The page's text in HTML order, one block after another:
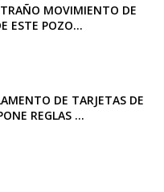
MOVIMIENTO DE
ESTE POZO...
DE TARJETAS DE
REGLAS ...